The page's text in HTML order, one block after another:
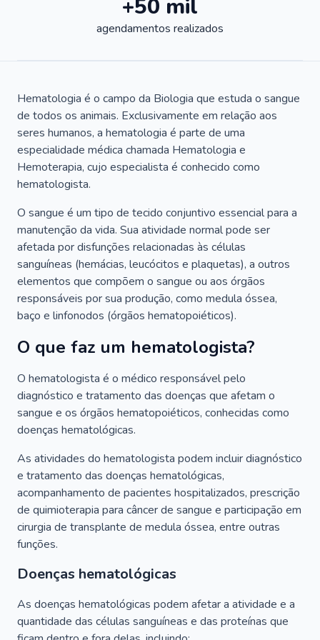
+50 mil
agendamentos realizados
Hematologia é o campo da Biologia que estuda o sangue
de todos os animais. Exclusivamente em relação aos
seres humanos, a hematologia é parte de uma
especialidade médica chamada Hematologia e
Hemoterapia, cujo especialista é conhecido como
hematologista.
O sangue é um tipo de tecido conjuntivo essencial para a
manutenção da vida. Sua atividade normal pode ser
afetada por disfunções relacionadas às células
sanguíneas (hemácias, leucócitos e plaquetas), a outros
elementos que compõem o sangue ou aos órgãos
responsáveis por sua produção, como medula óssea,
baço e linfonodos (órgãos hematopoiéticos).
O que faz um hematologista?
O hematologista é o médico responsável pelo
diagnóstico e tratamento das doenças que afetam o
sangue e os órgãos hematopoiéticos, conhecidas como
doenças hematológicas.
As atividades do hematologista podem incluir diagnóstico
e tratamento das doenças hematológicas,
acompanhamento de pacientes hospitalizados, prescrição
de quimioterapia para câncer de sangue e participação em
cirurgia de transplante de medula óssea, entre outras
funções.
Doenças hematológicas
As doenças hematológicas podem afetar a atividade e a
quantidade das células sanguíneas e das proteínas que